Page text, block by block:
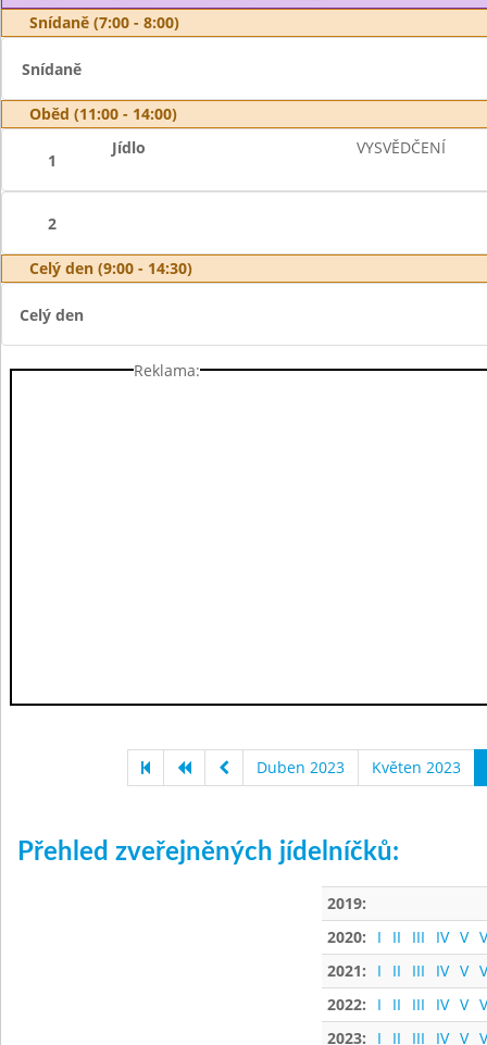
Snídaně (7:00 - 8:00)
Snídaně
Oběd (11:00 - 14:00)
1
Jídlo VYSVĚDČENÍ
2
Celý den (9:00 - 14:30)
Celý den
Reklama:
Duben 2023 Květen 2023
Přehled zveřejněných jídelníčků:
2019:
2020:
I II III IV V
2021:
I II III IV V
2022:
I II III IV V
2023:
I II III IV V